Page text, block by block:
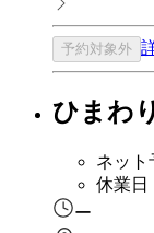
予約対象外
ひまわ
ネット
休業日
ー